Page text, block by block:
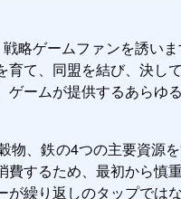
略ゲームファンを誘い
て、同盟を結び、決
ームが提供するあらゆ
、鉄の4つの主要資源
するため、最初から
繰り返しのタップで